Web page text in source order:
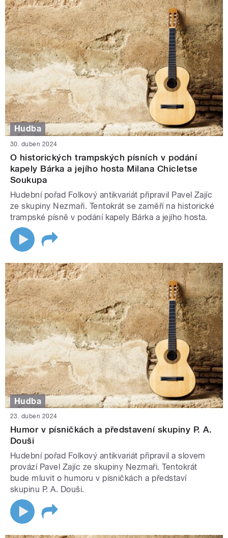
Hudba
30. duben 2024
O historických trampských písních v podání
kapely Bárka a jejího hosta Milana Chicletse
Soukupa
Hudební pořad Folkový antikvariát připravil Pavel Zajíc
ze skupiny Nezmaři. Tentokrát se zaměří na historické
trampské písně v podání kapely Bárka a jejího hosta.
Hudba
23. duben 2024
Humor v písničkách a představení skupiny P. A.
Douši
Hudební pořad Folkový antikvariát připravil a slovem
provází Pavel Zajíc ze skupiny Nezmaři. Tentokrát
bude mluvit o humoru v písničkách a představí
skupinu P. A. Douši.